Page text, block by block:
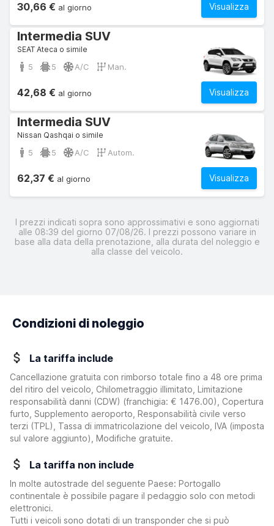
Visualizza
30,66 € al giorno
Intermedia SUV
SEAT Ateca o simile
5 5 A/C Man.
Visualizza
42,68 € al giorno
Intermedia SUV
Nissan Qashqai o simile
5 5 A/C Autom.
Visualizza
62,37 € al giorno
I prezzi indicati sopra sono approssimativi e sono aggiornati
alle 08:39 del giorno 07/08/26. I prezzi possono variare in
base alla data della prenotazione, alla durata del noleggio e
alla classe del veicolo.
Condizioni di noleggio
La tariffa include
Cancellazione gratuita con rimborso totale fino a 48 ore prima
del ritiro del veicolo, Chilometraggio illimitato, Limitazione
responsabilità danni (CDW) (franchigia: € 1476.00)
, Copertura
furto, Supplemento aeroporto, Responsabilità civile verso
terzi (TPL), Tassa di immatricolazione del veicolo, IVA (imposta
sul valore aggiunto), Modifiche gratuite.
La tariffa non include
In molte autostrade del seguente Paese: Portogallo
continentale è possibile pagare il pedaggio solo con metodi
elettronici.
Tutti i veicoli sono dotati di un transponder che si può